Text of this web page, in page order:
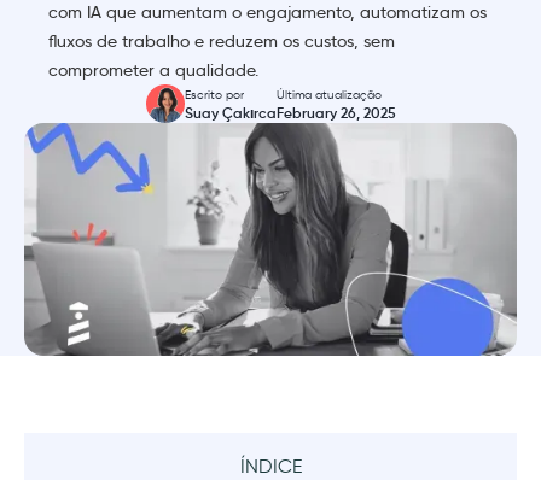
com IA que aumentam o engajamento, automatizam os
fluxos de trabalho e reduzem os custos, sem
comprometer a qualidade.
Escrito por
Suay Çakırca
Última atualização
February 26, 2025
ÍNDICE